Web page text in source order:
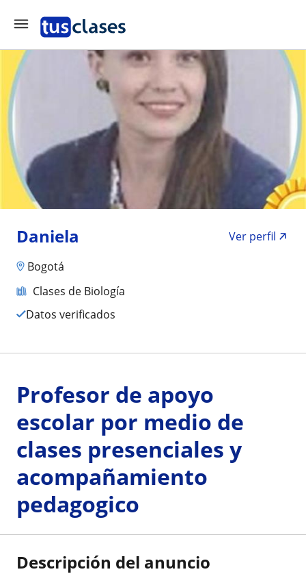
Daniela
Ver perfil
Bogotá
Clases de Biología
Datos verificados
Profesor de apoyo
escolar por medio de
clases presenciales y
acompañamiento
pedagogico
Descripción del anuncio